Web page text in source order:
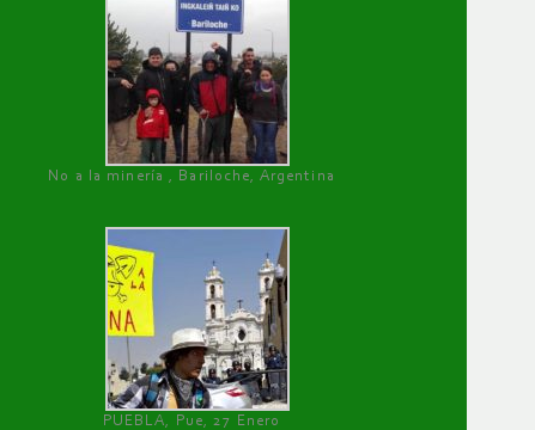
No a la minería , Bariloche, Argentina
PUEBLA, Pue, 27 Enero